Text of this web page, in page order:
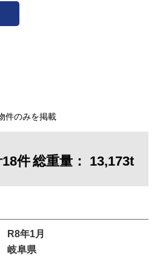
件のみを掲載
件総重量： 13,173t
R8年1月
岐阜県